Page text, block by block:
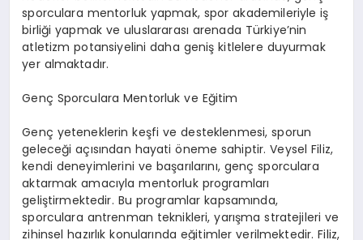
sporculara mentorluk yapmak, spor akademileriyle iş
birliği yapmak ve uluslararası arenada Türkiye’nin
atletizm potansiyelini daha geniş kitlelere duyurmak
yer almaktadır.
Genç Sporculara Mentorluk ve Eğitim
Genç yeteneklerin keşfi ve desteklenmesi, sporun
geleceği açısından hayati öneme sahiptir. Veysel Filiz,
kendi deneyimlerini ve başarılarını, genç sporculara
aktarmak amacıyla mentorluk programları
geliştirmektedir. Bu programlar kapsamında,
sporculara antrenman teknikleri, yarışma stratejileri ve
zihinsel hazırlık konularında eğitimler verilmektedir. Filiz,